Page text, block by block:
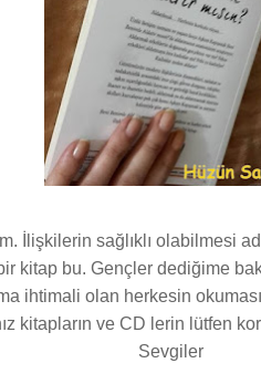
İlişkilerin sağlıklı olabilmesi
kitap bu. Gençler dediğime
ihtimali olan herkesin
kitapların ve CD lerin lütfen
Sevgiler